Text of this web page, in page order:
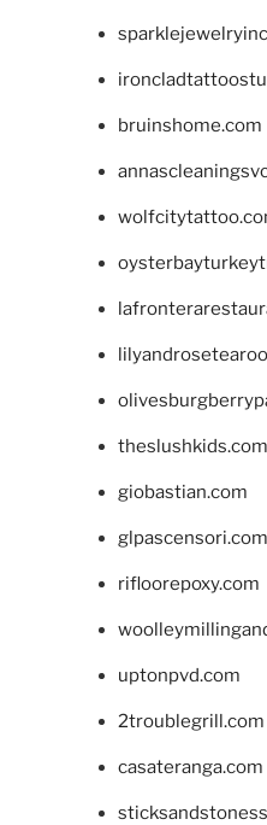
bruinshome.com
theslushkids.com
giobastian.com
glpascensori.com
rifloorepoxy.com
uptonpvd.com
2troublegrill.com
casateranga.com